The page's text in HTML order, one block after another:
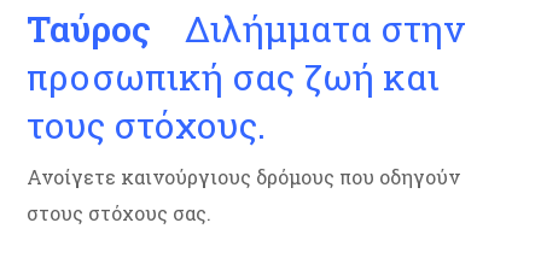
Ταύρος Διλήμματα στην
προσωπική σας ζωή και
τους στόχους.
Ανοίγετε καινούργιους δρόμους που οδηγούν
στους στόχους σας.